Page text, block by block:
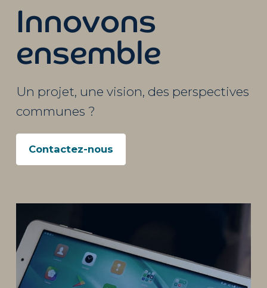
Innovons
ensemble
Un projet, une vision, des perspectives
communes ?
Contactez-nous